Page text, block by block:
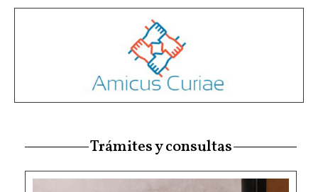
Trámites y consultas